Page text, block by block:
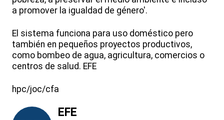
a promover la igualdad de género'.
El sistema funciona para uso doméstico pero
también en pequeños proyectos productivos,
como bombeo de agua, agricultura, comercios o
centros de salud. EFE
hpc/joc/cfa
EFE